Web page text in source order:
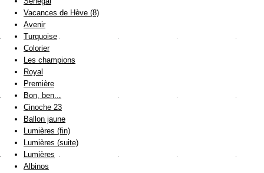
Vacances de Hève (8)
Avenir
Turquoise
Colorier
Les champions
Royal
Première
Bon, ben...
Cinoche 23
Ballon jaune
Lumières (fin)
Lumières (suite)
Lumières
Albinos